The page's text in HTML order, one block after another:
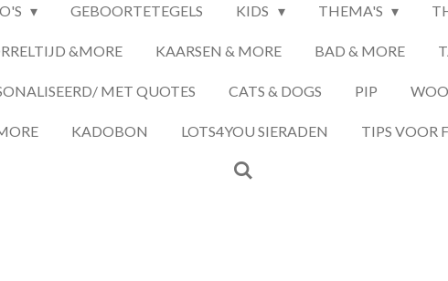
GEBOORTETEGELS KIDS THEMA'S
&MORE KAARSEN & MORE BAD & MORE
MET QUOTES CATS & DOGS PIP
KADOBON LOTS4YOU SIERADEN TIPS VOOR